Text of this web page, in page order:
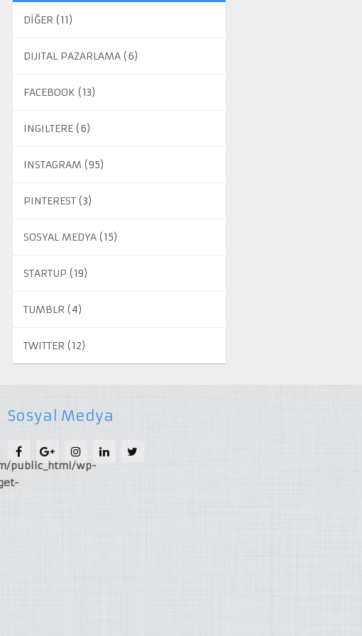
DİĞER (11)
DIJITAL PAZARLAMA (6)
FACEBOOK (13)
INGILTERE (6)
INSTAGRAM (95)
PINTEREST (3)
SOSYAL MEDYA (15)
STARTUP (19)
TUMBLR (4)
TWITTER (12)
public_html/wp-
Sosyal Medya